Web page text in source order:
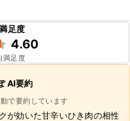
足度
4.60
満足度
AI要約
で要約しています
が効いた甘辛いひき肉の相性